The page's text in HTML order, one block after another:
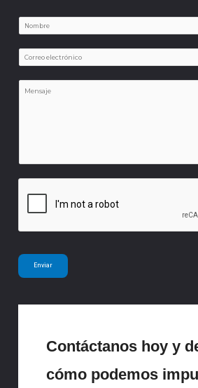
N
m
e
M
e
e
E
l
N
M
a
j
Enviar
Contáctanos hoy y
cómo podemos